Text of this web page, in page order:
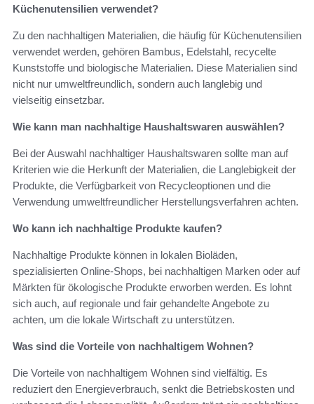
Küchenutensilien verwendet?
Zu den nachhaltigen Materialien, die häufig für Küchenutensilien
verwendet werden, gehören Bambus, Edelstahl, recycelte
Kunststoffe und biologische Materialien. Diese Materialien sind
nicht nur umweltfreundlich, sondern auch langlebig und
vielseitig einsetzbar.
Wie kann man nachhaltige Haushaltswaren auswählen?
Bei der Auswahl nachhaltiger Haushaltswaren sollte man auf
Kriterien wie die Herkunft der Materialien, die Langlebigkeit der
Produkte, die Verfügbarkeit von Recycleoptionen und die
Verwendung umweltfreundlicher Herstellungsverfahren achten.
Wo kann ich nachhaltige Produkte kaufen?
Nachhaltige Produkte können in lokalen Bioläden,
spezialisierten Online-Shops, bei nachhaltigen Marken oder auf
Märkten für ökologische Produkte erworben werden. Es lohnt
sich auch, auf regionale und fair gehandelte Angebote zu
achten, um die lokale Wirtschaft zu unterstützen.
Was sind die Vorteile von nachhaltigem Wohnen?
Die Vorteile von nachhaltigem Wohnen sind vielfältig. Es
reduziert den Energieverbrauch, senkt die Betriebskosten und